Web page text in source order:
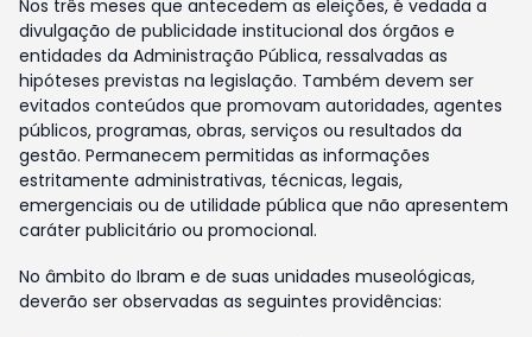
Nos três meses que antecedem as eleições, é vedada a
divulgação de publicidade institucional dos órgãos e
entidades da Administração Pública, ressalvadas as
hipóteses previstas na legislação. Também devem ser
evitados conteúdos que promovam autoridades, agentes
públicos, programas, obras, serviços ou resultados da
gestão. Permanecem permitidas as informações
estritamente administrativas, técnicas, legais,
emergenciais ou de utilidade pública que não apresentem
caráter publicitário ou promocional.
No âmbito do Ibram e de suas unidades museológicas,
deverão ser observadas as seguintes providências: